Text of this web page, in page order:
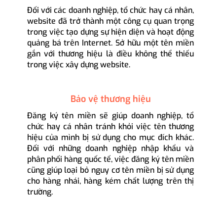
Đối với các doanh nghiệp, tổ chức hay cá nhân,
website đã trở thành một công cụ quan trọng
trong việc tạo dựng sự hiện diện và hoạt động
quảng bá trên Internet. Sở hữu một tên miền
gắn với thương hiệu là điều không thể thiếu
trong việc xây dựng website.
Bảo vệ thương hiệu
Đăng ký tên miền sẽ giúp doanh nghiệp, tổ
chức hay cá nhân tránh khỏi việc tên thương
hiệu của mình bị sử dụng cho mục đích khác.
Đối với những doanh nghiệp nhập khẩu và
phân phối hàng quốc tế, việc đăng ký tên miền
cũng giúp loại bỏ nguy cơ tên miền bị sử dụng
cho hàng nhái, hàng kém chất lượng trên thị
trường.